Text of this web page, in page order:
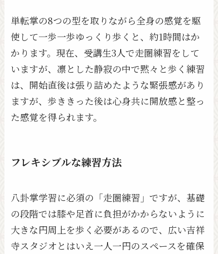
単転掌の8つの型を取りながら全身の感覚を駆
使して一歩一歩ゆっくり歩くと、約1時間はか
かります。現在、受講生3人で走圏練習をして
いますが、凛とした静寂の中で黙々と歩く練習
は、開始直後は張り詰めたような緊張感があり
ますが、歩ききった後は心身共に開放感と整っ
た感覚を得られます。
フレキシブルな練習方法
八卦掌学習に必須の「走圏練習」ですが、基礎
の段階では膝や足首に負担がかからないように
大きな円周上を歩く必要があるので、広い吉祥
寺スタジオとはいえ一人一円のスペースを確保